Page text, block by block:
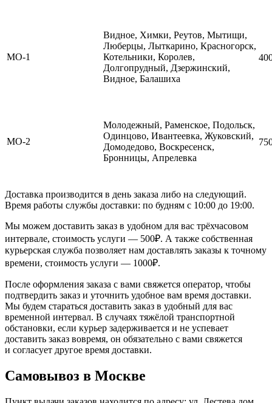
МО-1
Видное, Химки, Реутов, Мытищи,
Люберцы, Лыткарино, Красногорск,
Котельники, Королев,
Долгопрудный, Дзержинский,
Видное, Балашиха
МО-2
Молодежный, Раменское, Подольск,
Одинцово, Ивантеевка, Жуковский,
Домодедово, Воскресенск,
Бронницы, Апрелевка
Доставка производится в день заказа либо на следующий.
Время работы службы доставки: по будням с 10:00 до 19:00.
Мы можем доставить заказ в удобном для вас трёхчасовом
интервале, стоимость услуги — 500₽. А также собственная
курьерская служба позволяет нам доставлять заказы к точному
времени, стоимость услуги — 1000₽.
После оформления заказа с вами свяжется оператор, чтобы
подтвердить заказ и уточнить удобное вам время доставки.
Мы будем стараться доставить заказ в удобный для вас
временной интервал. В случаях тяжёлой транспортной
обстановки, если курьер задерживается и не успевает
доставить заказ вовремя, он обязательно с вами свяжется
и согласует другое время доставки.
Самовывоз в Москве